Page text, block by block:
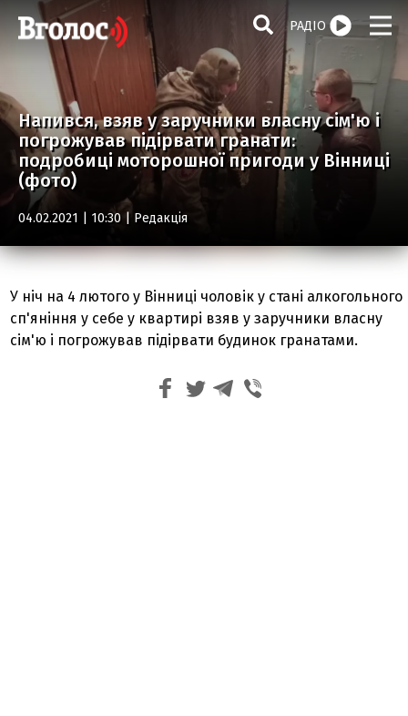
РАДІО
Напився, взяв у заручники власну сім'ю і
погрожував підірвати гранати:
подробиці моторошної пригоди у Вінниці
(фото)
04.02.2021 | 10:30 | Редакція
У ніч на 4 лютого у Вінниці чоловік у стані алкогольного
сп'яніння у себе у квартирі взяв у заручники власну
сім'ю і погрожував підірвати будинок гранатами.